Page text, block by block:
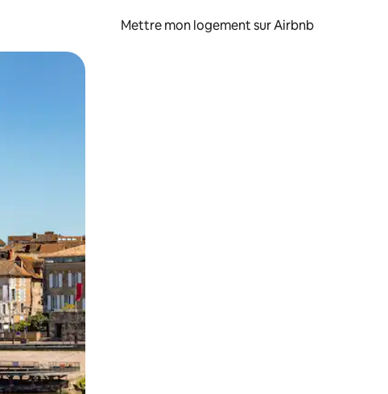
Mettre mon logement sur Airbnb
faisant glisser.